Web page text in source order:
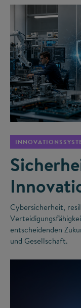
Cybersicherheit,
entscheidenden
und Gesellschaft.